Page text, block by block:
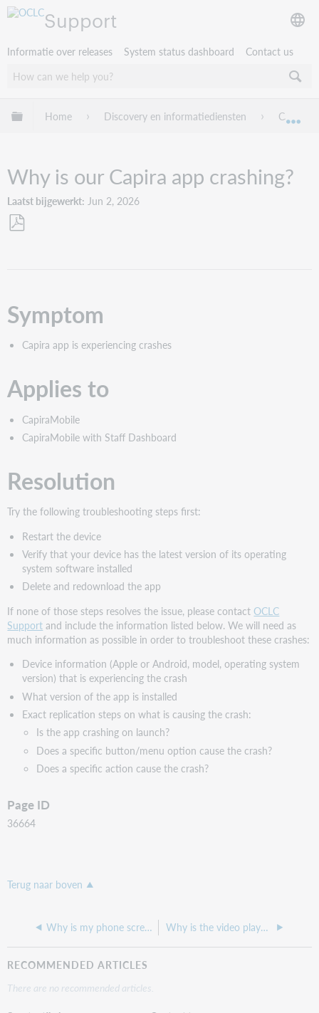
Support
Informatie over releases System status dashboard Contact us
Mondiale hiërarchie uitvouwen / samenvouwen
Home Discovery en informatiediensten Capira
Why is our Capira app crashing?
Laatst bijgewerkt Jun 2, 2026
Symptom
Capira app is experiencing crashes
Applies to
CapiraMobile
CapiraMobile with Staff Dashboard
Resolution
Try the following troubleshooting steps first:
Restart the device
Verify that your device has the latest version of its operating
system software installed
Delete and redownload the app
If none of those steps resolves the issue, please contactOCLC
Support and include the information listed below. We will need as
much information as possible in order to troubleshoot these crashes:
Device information (Apple or Android, model, operating system
version) that is experiencing the crash
What version of the app is installed
Exact replication steps on what is causing the crash:
Is the app crashing on launch?
Does a specific button/menu option cause the crash?
Does a specific action cause the crash?
Page ID
36664
Terug naar boven
Why is my phone screen flickering and unusable when I try to open CapiraMobile? Why is the video player in LendingKey showing an error when viewing a thing?
RECOMMENDED ARTICLES
There are no recommended articles.